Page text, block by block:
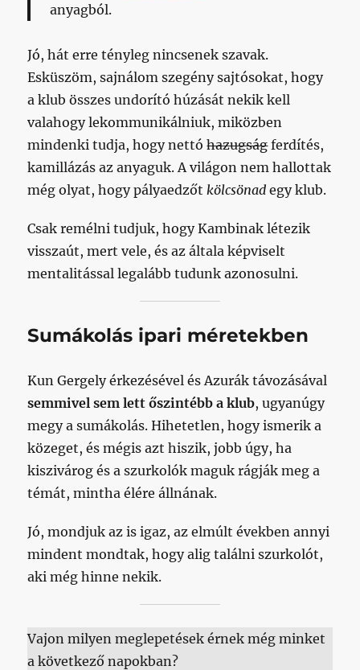
anyagból.
Jó, hát erre tényleg nincsenek szavak.
Esküszöm, sajnálom szegény sajtósokat, hogy
a klub összes undorító húzását nekik kell
valahogy lekommunikálniuk, miközben
mindenki tudja, hogy nettóhazugságferdítés,
kamillázás az anyaguk. A világon nem hallottak
még olyat, hogy pályaedzőt kölcsönad egy klub.
Csak remélni tudjuk, hogy Kambinak létezik
visszaút, mert vele, és az általa képviselt
mentalitással legalább tudunk azonosulni.
Sumákolás ipari méretekben
Kun Gergely érkezésével és Azurák távozásával
semmivel sem lett őszintébb a klub, ugyanúgy
megy a sumákolás. Hihetetlen, hogy ismerik a
közeget, és mégis azt hiszik, jobb úgy, ha
kiszivárog és a szurkolók maguk rágják meg a
témát, mintha élére állnának.
Jó, mondjuk az is igaz, az elmúlt években annyi
mindent mondtak, hogy alig találni szurkolót,
aki még hinne nekik.
Vajon milyen meglepetések érnek még minket
a következő napokban?